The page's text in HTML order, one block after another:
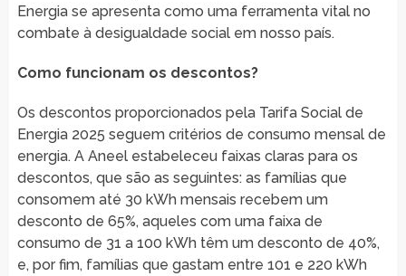
Energia se apresenta como uma ferramenta vital no
combate à desigualdade social em nosso país.
Como funcionam os descontos?
Os descontos proporcionados pela Tarifa Social de
Energia 2025 seguem critérios de consumo mensal de
energia. A Aneel estabeleceu faixas claras para os
descontos, que são as seguintes: as famílias que
consomem até 30 kWh mensais recebem um
desconto de 65%, aqueles com uma faixa de
consumo de 31 a 100 kWh têm um desconto de 40%,
e, por fim, famílias que gastam entre 101 e 220 kWh